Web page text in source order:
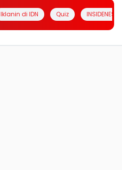
Iklanin di IDN Quiz INSIDENESIA